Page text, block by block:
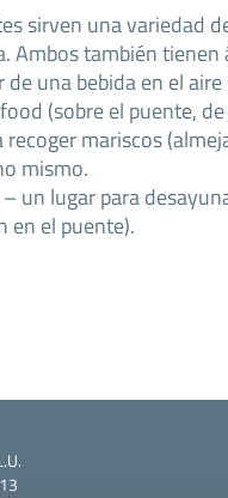
sirven una variedad
Ambos también tienen
una bebida en el
(sobre el puente,
mariscos
mismo.
– un lugar para
en el puente).